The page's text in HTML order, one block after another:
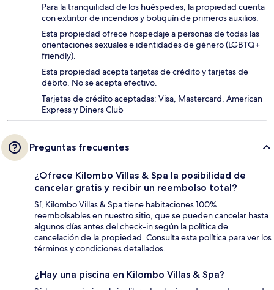
Para la tranquilidad de los huéspedes, la propiedad cuenta
con extintor de incendios y botiquín de primeros auxilios.
Esta propiedad ofrece hospedaje a personas de todas las
orientaciones sexuales e identidades de género (LGBTQ+
friendly).
Esta propiedad acepta tarjetas de crédito y tarjetas de
débito. No se acepta efectivo.
Tarjetas de crédito aceptadas: Visa, Mastercard, American
Express y Diners Club
Preguntas frecuentes
¿Ofrece Kilombo Villas & Spa la posibilidad de
cancelar gratis y recibir un reembolso total?
Sí, Kilombo Villas & Spa tiene habitaciones 100%
reembolsables en nuestro sitio, que se pueden cancelar hasta
algunos días antes del check-in según la política de
cancelación de la propiedad. Consulta esta política para ver los
términos y condiciones detallados.
¿Hay una piscina en Kilombo Villas & Spa?